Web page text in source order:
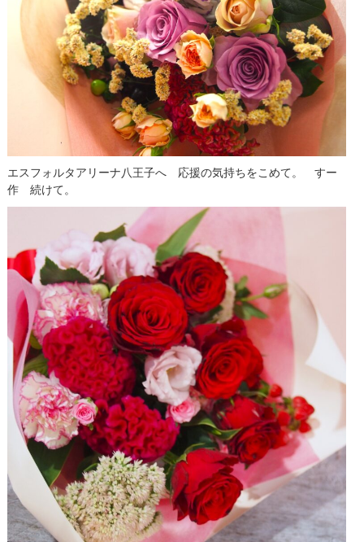
エスフォルタアリーナ八王子へ 応援の気持ちをこめて。 すー
作 続けて。